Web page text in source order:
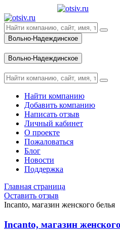
Вольно-Надеждинское
Вольно-Надеждинское
Найти компанию
Добавить компанию
Написать отзыв
Личный кабинет
О проекте
Пожаловаться
Блог
Новости
Поддержка
Главная страница
Оставить отзыв
Incanto, магазин женского белья
Incanto, магазин